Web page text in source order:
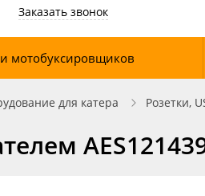
Заказать звонок
мотобуксировщиков
для катера
Розетки,